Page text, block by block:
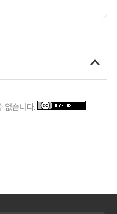
없습니다.